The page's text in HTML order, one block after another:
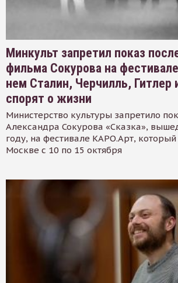
Минкульт запретил показ
фильма Сокурова на
нем Сталин, Черчилль, Гитлер
спорят о жизни
Министерство культуры запретило
Александра Сокурова «Сказка»,
году, на фестивале КАРО.Арт,
Москве с 10 по 15 октября